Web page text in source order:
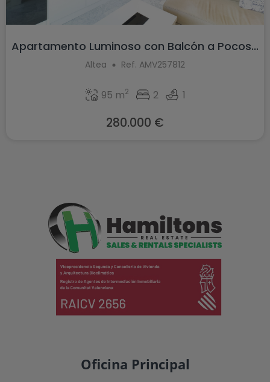
Apartamento Luminoso con Balcón a Pocos...
Altea Ref. AMV257812
95 m2 2 1
280.000 €
Oficina Principal